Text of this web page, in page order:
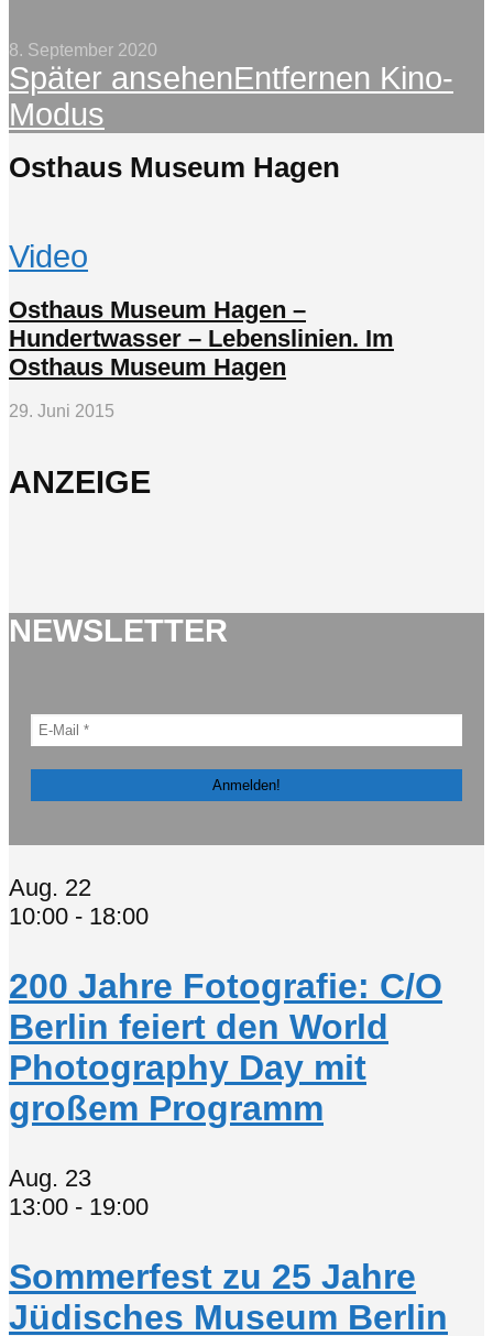
8. September 2020
Später ansehenEntfernen Kino-
Modus
Osthaus Museum Hagen
Video
Osthaus Museum Hagen –
Hundertwasser – Lebenslinien. Im
Osthaus Museum Hagen
29. Juni 2015
ANZEIGE
NEWSLETTER
Aug. 22
10:00 - 18:00
200 Jahre Fotografie: C/O
Berlin feiert den World
Photography Day mit
großem Programm
Aug. 23
13:00 - 19:00
Sommerfest zu 25 Jahre
Jüdisches Museum Berlin